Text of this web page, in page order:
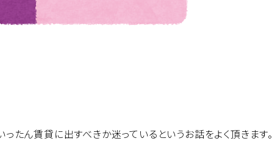
たん賃貸に出すべきか迷っているというお話をよく頂きます。